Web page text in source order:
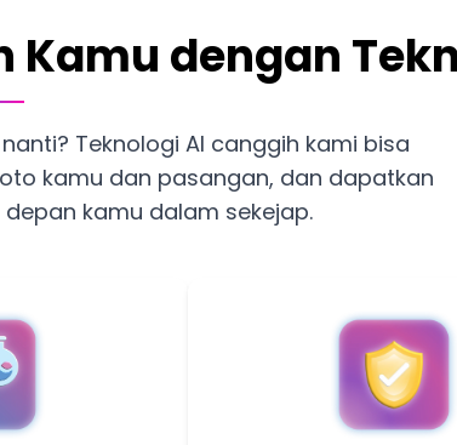
Kamu dengan
Teknologi AI canggih kami bisa
kamu dan pasangan, dan dapatkan
kamu dalam sekejap.